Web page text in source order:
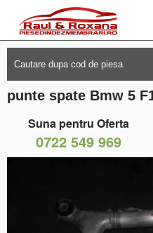
punte spate Bmw 5
Suna pentru Oferta
0722 549 969